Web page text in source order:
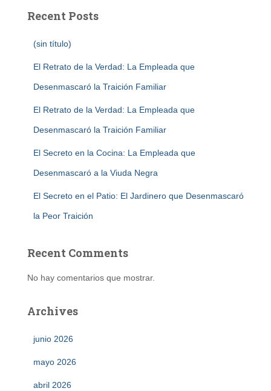
Recent Posts
(sin título)
El Retrato de la Verdad: La Empleada que
Desenmascaró la Traición Familiar
El Retrato de la Verdad: La Empleada que
Desenmascaró la Traición Familiar
El Secreto en la Cocina: La Empleada que
Desenmascaró a la Viuda Negra
El Secreto en el Patio: El Jardinero que Desenmascaró
la Peor Traición
Recent Comments
No hay comentarios que mostrar.
Archives
junio 2026
mayo 2026
abril 2026